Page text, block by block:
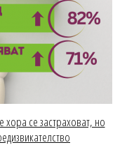
се застраховат, но